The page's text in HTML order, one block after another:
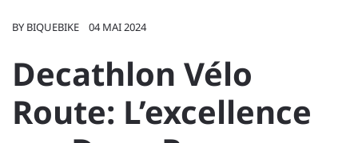
BY BIQUEBIKE 04 MAI 2024
Decathlon Vélo
Route: L’excellence